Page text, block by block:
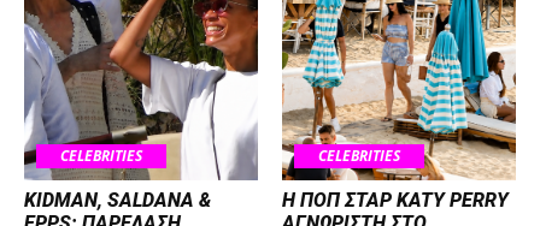
CELEBRITIES
KIDMAN, SALDANA &
CELEBRITIES
H ΠΟΠ ΣΤΑΡ KATY PERRY